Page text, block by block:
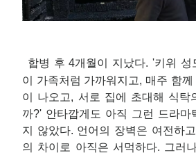
합병 후 4개월이 지났다. '키위 성
이 가족처럼 가까워지고, 매주 함
이 나오고, 서로 집에 초대해 식탁
까?' 안타깝게도 아직 그런 드라마
지 않았다. 언어의 장벽은 여전하
의 차이로 아직은 서먹하다. 그러